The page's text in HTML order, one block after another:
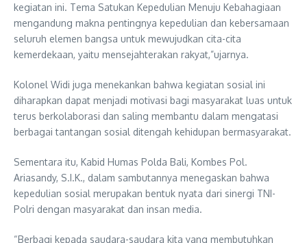
kegiatan ini. Tema Satukan Kepedulian Menuju Kebahagiaan
mengandung makna pentingnya kepedulian dan kebersamaan
seluruh elemen bangsa untuk mewujudkan cita-cita
kemerdekaan, yaitu mensejahterakan rakyat,”ujarnya.
Kolonel Widi juga menekankan bahwa kegiatan sosial ini
diharapkan dapat menjadi motivasi bagi masyarakat luas untuk
terus berkolaborasi dan saling membantu dalam mengatasi
berbagai tantangan sosial ditengah kehidupan bermasyarakat.
Sementara itu, Kabid Humas Polda Bali, Kombes Pol.
Ariasandy, S.I.K., dalam sambutannya menegaskan bahwa
kepedulian sosial merupakan bentuk nyata dari sinergi TNI-
Polri dengan masyarakat dan insan media.
“Berbagi kepada saudara-saudara kita yang membutuhkan